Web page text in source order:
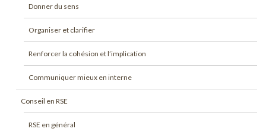
Donner du sens
Organiser et clarifier
Renforcer la cohésion et l’implication
Communiquer mieux en interne
Conseil en RSE
RSE en général